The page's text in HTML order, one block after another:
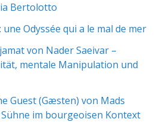
Bertolotto
Odyssée qui a le mal de mer
von Nader Saeivar​​ –
mentale Manipulation und
Guest (Gæsten) von Mads
im bourgeoisen Kontext